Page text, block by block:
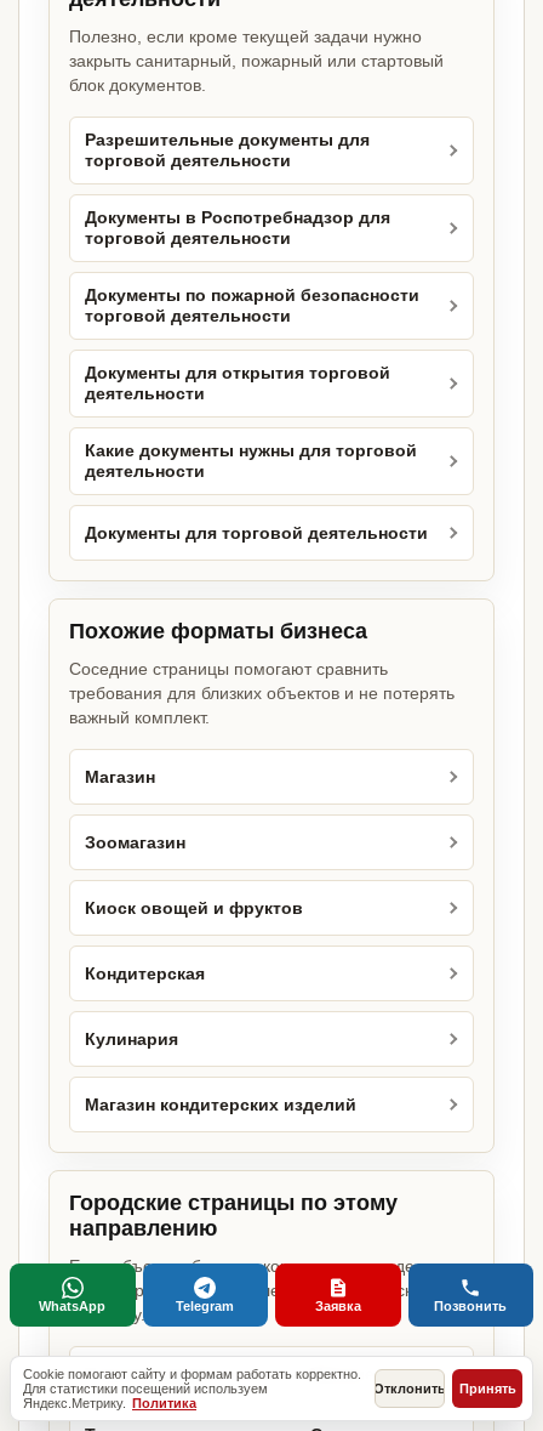
Полезно, если кроме текущей задачи нужно
закрыть санитарный, пожарный или стартовый
блок документов.
Разрешительные документы для
торговой деятельности
Документы в Роспотребнадзор для
торговой деятельности
Документы по пожарной безопасности
торговой деятельности
Документы для открытия торговой
деятельности
Какие документы нужны для торговой
деятельности
Документы для торговой деятельности
Похожие форматы бизнеса
Соседние страницы помогают сравнить
требования для близких объектов и не потерять
важный комплект.
Магазин
Зоомагазин
Киоск овощей и фруктов
Кондитерская
Кулинария
Магазин кондитерских изделий
Городские страницы по этому
направлению
Если объект работает в конкретном городе,
можно сразу открыть релевантную городскую
страницу.
Торговая деятельность в Москве
Cookie помогают сайту и формам работать корректно.
Для статистики посещений используем
Яндекс.Метрику. Политика
Отклонить Принять
WhatsApp Telegram Заявка Позвонить